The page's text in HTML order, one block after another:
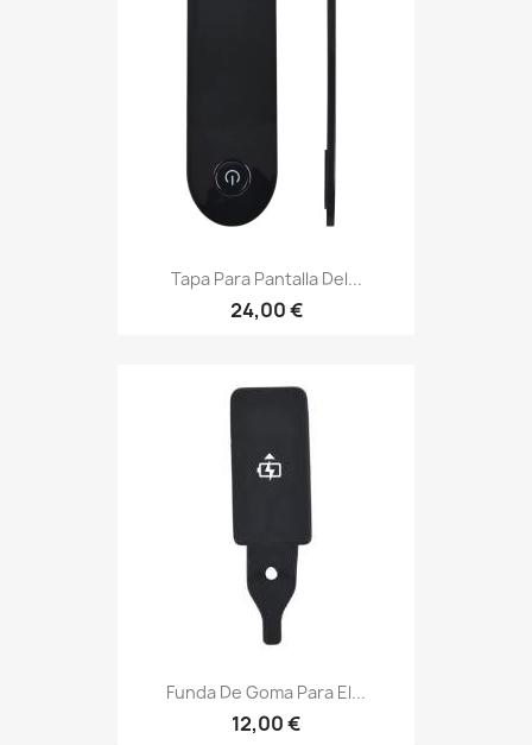
Tapa Para Pantalla Del...
24,00 €
Funda De Goma Para El...
12,00 €